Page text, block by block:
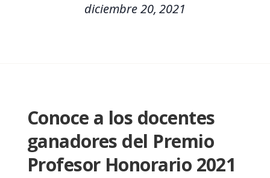
diciembre 20, 2021
Conoce a los docentes
ganadores del Premio
Profesor Honorario 2021